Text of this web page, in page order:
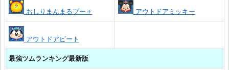
おしりまんまるプー＋ アウトドアミッキー
アウトドアピート
最強ツムランキング最新版